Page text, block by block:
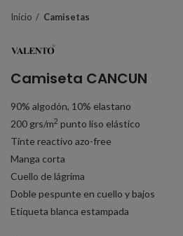
Inicio Camisetas
Camiseta CANCUN
90% algodón, 10% elastano
200 grs/m2 punto liso elástico
Tinte reactivo azo-free
Manga corta
Cuello de lágrima
Doble pespunte en cuello y bajos
Etiqueta blanca estampada